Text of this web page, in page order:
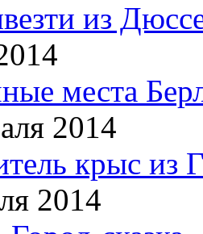
из
места
2014
крыс из
2014